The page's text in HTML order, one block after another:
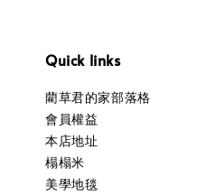
Quick links
藺草君的家部落格
會員權益
本店地址
榻榻米
美學地毯